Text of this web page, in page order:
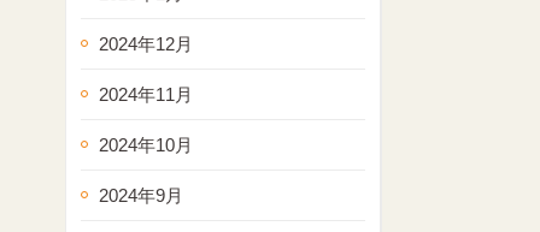
2024年12月
2024年11月
2024年10月
2024年9月